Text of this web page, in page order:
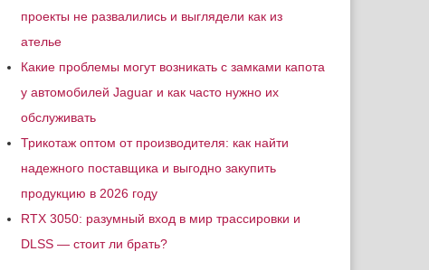
проекты не развалились и выглядели как из
ателье
Какие проблемы могут возникать с замками капота
у автомобилей Jaguar и как часто нужно их
обслуживать
Трикотаж оптом от производителя: как найти
надежного поставщика и выгодно закупить
продукцию в 2026 году
RTX 3050: разумный вход в мир трассировки и
DLSS — стоит ли брать?